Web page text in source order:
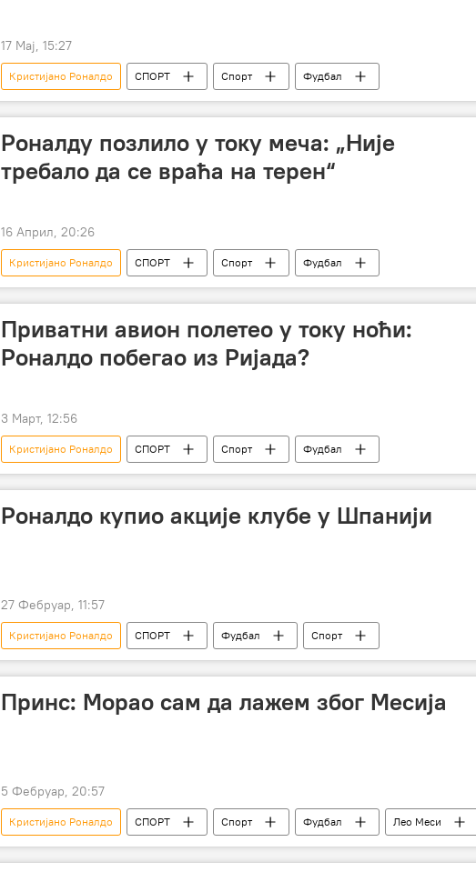
17 Мај, 15:27
Кристијано Роналдо СПОРТ Спорт Фудбал
Роналду позлило у току меча: „Није
требало да се враћа на терен“
16 Април, 20:26
Кристијано Роналдо СПОРТ Спорт Фудбал
Приватни авион полетео у току ноћи:
Роналдо побегао из Ријада?
3 Март, 12:56
Кристијано Роналдо СПОРТ Спорт Фудбал
Роналдо купио акције клубе у Шпанији
27 Фебруар, 11:57
Кристијано Роналдо СПОРТ Фудбал Спорт
Принс: Морао сам да лажем због Месија
5 Фебруар, 20:57
Кристијано Роналдо СПОРТ Спорт Фудбал Лео Меси